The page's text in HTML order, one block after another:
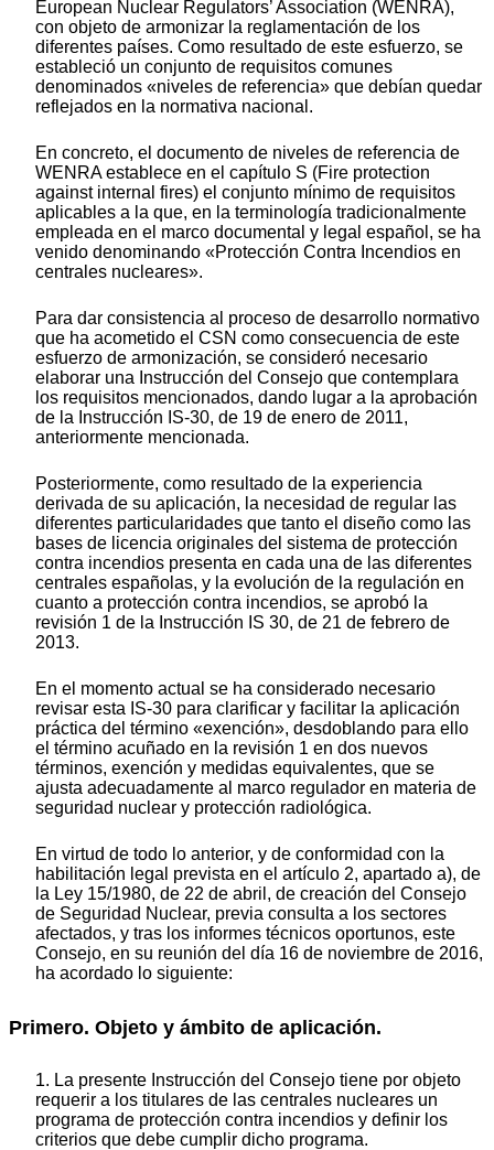
European Nuclear Regulators’ Association (WENRA),
con objeto de armonizar la reglamentación de los
diferentes países. Como resultado de este esfuerzo, se
estableció un conjunto de requisitos comunes
denominados «niveles de referencia» que debían quedar
reflejados en la normativa nacional.
En concreto, el documento de niveles de referencia de
WENRA establece en el capítulo S (Fire protection
against internal fires) el conjunto mínimo de requisitos
aplicables a la que, en la terminología tradicionalmente
empleada en el marco documental y legal español, se ha
venido denominando «Protección Contra Incendios en
centrales nucleares».
Para dar consistencia al proceso de desarrollo normativo
que ha acometido el CSN como consecuencia de este
esfuerzo de armonización, se consideró necesario
elaborar una Instrucción del Consejo que contemplara
los requisitos mencionados, dando lugar a la aprobación
de la Instrucción IS-30, de 19 de enero de 2011,
anteriormente mencionada.
Posteriormente, como resultado de la experiencia
derivada de su aplicación, la necesidad de regular las
diferentes particularidades que tanto el diseño como las
bases de licencia originales del sistema de protección
contra incendios presenta en cada una de las diferentes
centrales españolas, y la evolución de la regulación en
cuanto a protección contra incendios, se aprobó la
revisión 1 de la Instrucción IS 30, de 21 de febrero de
2013.
En el momento actual se ha considerado necesario
revisar esta IS-30 para clarificar y facilitar la aplicación
práctica del término «exención», desdoblando para ello
el término acuñado en la revisión 1 en dos nuevos
términos, exención y medidas equivalentes, que se
ajusta adecuadamente al marco regulador en materia de
seguridad nuclear y protección radiológica.
En virtud de todo lo anterior, y de conformidad con la
habilitación legal prevista en el artículo 2, apartado a), de
la Ley 15/1980, de 22 de abril, de creación del Consejo
de Seguridad Nuclear, previa consulta a los sectores
afectados, y tras los informes técnicos oportunos, este
Consejo, en su reunión del día 16 de noviembre de 2016,
ha acordado lo siguiente:
Primero. Objeto y ámbito de aplicación.
1. La presente Instrucción del Consejo tiene por objeto
requerir a los titulares de las centrales nucleares un
programa de protección contra incendios y definir los
criterios que debe cumplir dicho programa.